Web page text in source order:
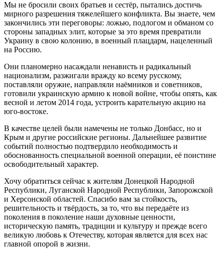
Мы не бросили своих братьев и сестёр, пытались достичь
мирного разрешения тяжелейшего конфликта. Вы знаете, чем
закончились эти переговоры: ложью, подлогом и обманом со
стороны западных элит, которые за это время превратили
Украину в свою колонию, в военный плацдарм, нацеленный
на Россию.
Они планомерно насаждали ненависть и радикальный
национализм, разжигали вражду ко всему русскому,
поставляли оружие, направляли наёмников и советников,
готовили украинскую армию к новой войне, чтобы опять, как
весной и летом 2014 года, устроить карательную акцию на
юго-востоке.
В качестве целей были намечены не только Донбасс, но и
Крым и другие российские регионы. Дальнейшее развитие
событий полностью подтвердило необходимость и
обоснованность специальной военной операции, её поистине
освободительный характер.
Хочу обратиться сейчас к жителям Донецкой Народной
Республики, Луганской Народной Республики, Запорожской
и Херсонской областей. Спасибо вам за стойкость,
решительность и твёрдость, за то, что вы передаёте из
поколения в поколение наши духовные ценности,
историческую память, традиции и культуру и прежде всего
великую любовь к Отечеству, которая является для всех нас
главной опорой в жизни.